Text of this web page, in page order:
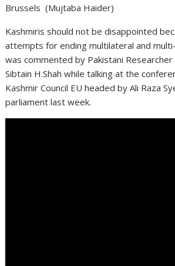
Brussels (Mujtaba Haider)
Kashmiris should not be disappointed
attempts for ending multilateral and
was commented by Pakistani Researcher
Sibtain H.Shah while talking at the
Kashmir Council EU headed by Ali Raza
parliament last week.